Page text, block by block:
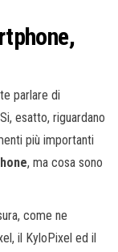
parlare di
esatto, riguardano
più importanti
, ma cosa sono
come ne
il KyloPixel ed il